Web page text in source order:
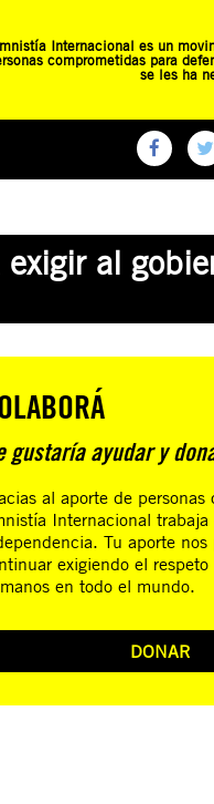
Internacional es un
comprometidas para
se les ha
al
gustaría ayudar y
al aporte de personas
Internacional trabaja
Tu aporte nos
exigiendo el
en todo el mundo.
DONAR